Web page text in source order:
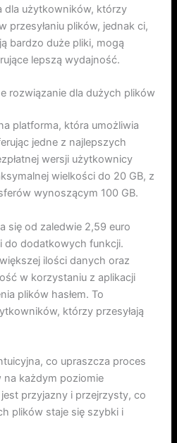
dla użytkowników, którzy
przesyłaniu plików, jednak ci,
bardzo duże pliki, mogą
lepszą wydajność.
rozwiązanie dla dużych plików
platforma, która umożliwia
jedne z najlepszych
wersji użytkownicy
wielkości do 20 GB, z
wynoszącym 100 GB.
się od zaledwie 2,59 euro
do dodatkowych funkcji.
ilości danych oraz
w korzystaniu z aplikacji
plików hasłem. To
którzy przesyłają
co upraszcza proces
na każdym poziomie
przyjazny i przejrzysty, co
plików staje się szybki i